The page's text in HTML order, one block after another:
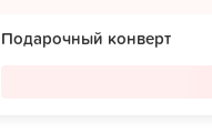
Подарочный конверт